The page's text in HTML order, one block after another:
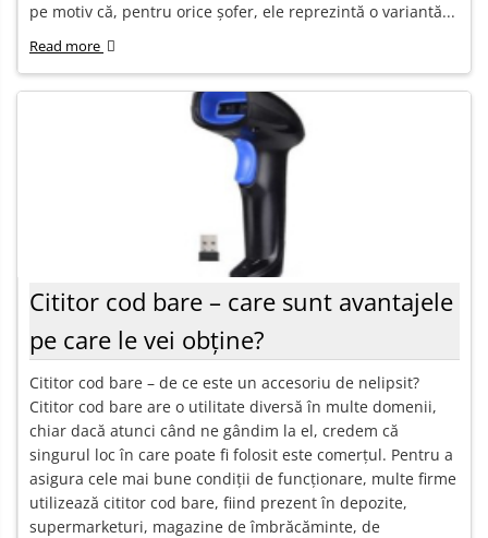
pe motiv că, pentru orice șofer, ele reprezintă o variantă...
Read more
Cititor cod bare – care sunt avantajele
pe care le vei obține?
Cititor cod bare – de ce este un accesoriu de nelipsit?
Cititor cod bare are o utilitate diversă în multe domenii,
chiar dacă atunci când ne gândim la el, credem că
singurul loc în care poate fi folosit este comerțul. Pentru a
asigura cele mai bune condiții de funcționare, multe firme
utilizează cititor cod bare, fiind prezent în depozite,
supermarketuri, magazine de îmbrăcăminte, de